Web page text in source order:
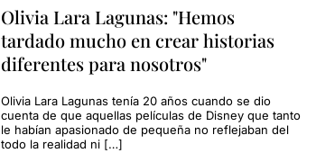
Olivia Lara Lagunas: "Hemos
tardado mucho en crear historias
diferentes para nosotros"
Olivia Lara Lagunas tenía 20 años cuando se dio
cuenta de que aquellas películas de Disney que tanto
le habían apasionado de pequeña no reflejaban del
todo la realidad ni […]